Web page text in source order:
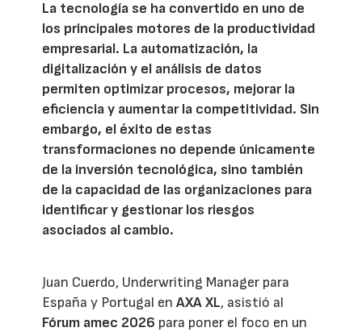
La tecnología se ha convertido en uno de
los principales motores de la productividad
empresarial. La automatización, la
digitalización y el análisis de datos
permiten optimizar procesos, mejorar la
eficiencia y aumentar la competitividad. Sin
embargo, el éxito de estas
transformaciones no depende únicamente
de la inversión tecnológica, sino también
de la capacidad de las organizaciones para
identificar y gestionar los riesgos
asociados al cambio.
Juan Cuerdo, Underwriting Manager para
España y Portugal enAXA XL, asistió al
Fórum amec 2026 para poner el foco en un